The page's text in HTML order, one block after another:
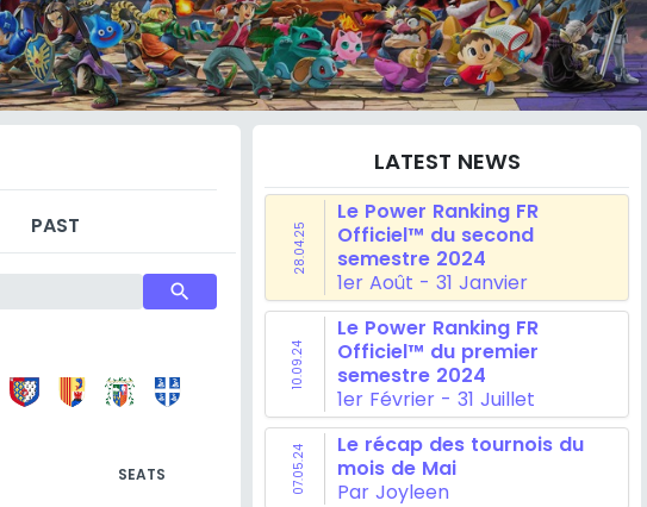
PAST
search
SEATS
LATEST NEWS
28.04.25
Le Power Ranking FR
Officiel™ du second
semestre 2024
1er Août - 31 Janvier
10.09.24
Le Power Ranking FR
Officiel™ du premier
semestre 2024
1er Février - 31 Juillet
07.05.24
Le récap des tournois du
mois de Mai
Par Joyleen